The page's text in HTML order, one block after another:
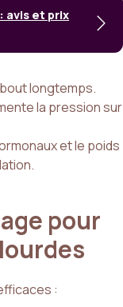
avis et prix
longtemps.
la pression sur
et le poids
pour
: